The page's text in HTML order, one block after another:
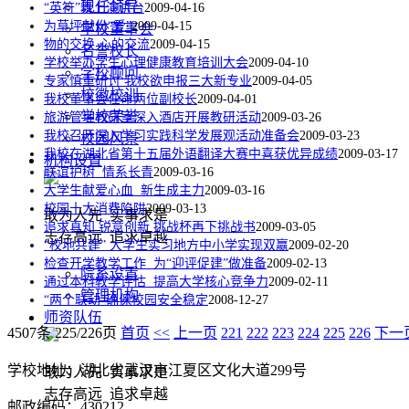
现任领导
学校董事会
名誉校长
学校顾问
校徽校训
学校荣誉
校园风景
机构设置
敢为人先 实事求是
志存高远 追求卓越
院系设置
管理机构
师资队伍
敢为人先 实事求是
志存高远 追求卓越
“英符”舞上演讲台2009-04-16
为草坪献份“爱”2009-04-15
物的交换 心的交流2009-04-15
学校举办学生心理健康教育培训大会2009-04-10
专家慎重研讨 我校欲申报三大新专业2009-04-05
我校董事会任命两位副校长2009-04-01
旅游管理教研室深入酒店开展教研活动2009-03-26
我校召开深入学习实践科学发展观活动准备会2009-03-23
我校在湖北省第十五届外语翻译大赛中喜获优异成绩2009-03-17
联谊护树 情系长青2009-03-16
大学生献爱心血 新生成主力2009-03-16
校园十大消费陷阱2009-03-13
追求真知 锐意创新 挑战杯再下挑战书2009-03-05
“校地共建” 大学生实习地方中小学实现双赢2009-02-20
检查开学教学工作 为“迎评促建”做准备2009-02-13
通过本科教学评估 提高大学核心竞争力2009-02-11
“两个联动”确保校园安全稳定2008-12-27
4507条 225/226页 首页 << 上一页 221 222 223 224 225 226 下一
学校地址：湖北省武汉市江夏区文化大道299号